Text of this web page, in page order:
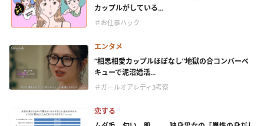
カップルがしている...
＃お仕事ハック
エンタメ
“相思相愛カップルほぼなし”地獄の合コンバーベ
キューで泥沼婚活...
＃ガールオアレディ3考察
恋する